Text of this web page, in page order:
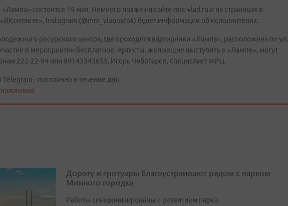
состоится 19 мая. Немного позже на сайте mrc-vlad.ru и на страницах в
Instagram (@mrc_vlapostok) будет информация об исполнителях.
ресурсного центра, где проходят квартирники «Лампа», расположена по ул.
в мероприятии бесплатное. Артисты, желающие выступить в «Лампе», могут
222-22-94 или 89143343655, Игорь Чеботарев, специалист МРЦ.
- постоянно в течение дня.
Дорогу и тротуары благоустраивают рядом с парком
Минного городка
Работы синхронизированы с развитием парка